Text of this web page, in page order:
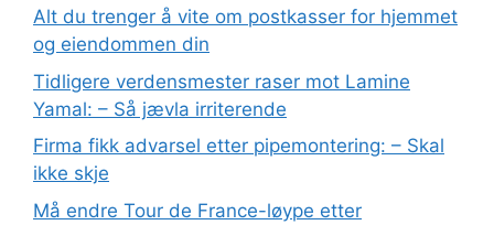
Alt du trenger å vite om postkasser for hjemmet
og eiendommen din
Tidligere verdensmester raser mot Lamine
Yamal: – Så jævla irriterende
Firma fikk advarsel etter pipemontering: – Skal
ikke skje
Må endre Tour de France-løype etter